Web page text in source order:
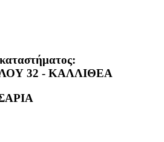
32 - ΚΑΛΛΙΘΕΑ